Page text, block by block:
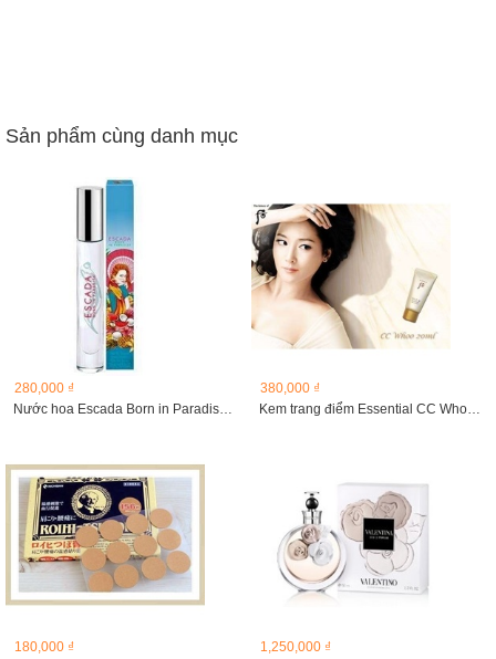
Sản phẩm cùng danh mục
280,000 ₫
Nước hoa Escada Born in Paradise 7,4ml
380,000 ₫
Kem trang điểm Essential CC Whoo, 20ml
180,000 ₫
1,250,000 ₫